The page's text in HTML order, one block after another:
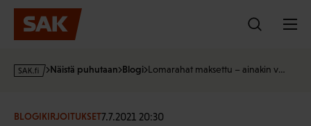
Hyppää
sisältöön
s
·
Näistä puhutaan Blogi Lomarahat maksettu – ainakin v…
BLOGIKIRJOITUKSET7.7.2021 20:30